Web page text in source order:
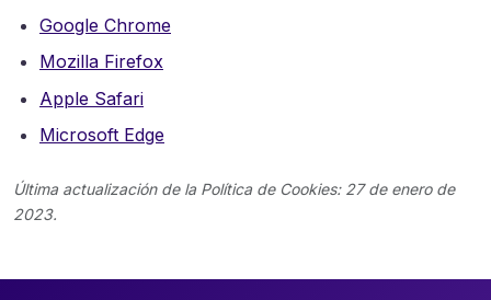
Google Chrome
Mozilla Firefox
Apple Safari
Microsoft Edge
Última actualización de la Política de Cookies: 27 de enero de
2023.